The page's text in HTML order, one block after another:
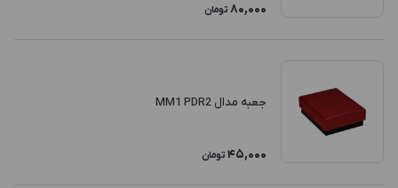
80,000 تومان
جعبه مدال MM1 PDR2
45,000 تومان